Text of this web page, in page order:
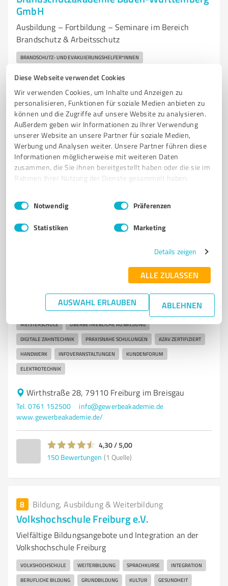
Diese Webseite verwendet Cookies
Wir verwenden Cookies, um Inhalte und Anzeigen zu
personalisieren, Funktionen für soziale Medien anbieten zu
können und die Zugriffe auf unsere Website zu analysieren.
Außerdem geben wir Informationen zu Ihrer Verwendung
unserer Website an unsere Partner für soziale Medien,
Werbung und Analysen weiter. Unsere Partner führen diese
Informationen möglicherweise mit weiteren Daten
zusammen, die Sie ihnen bereitgestellt haben oder die sie im
Rahmen Ihrer Nutzung der Dienste gesammelt haben.
Impressum Datenschutzbestimmungen
Einwilligungsauswahl
Notwendig Präferenzen
Statistiken Marketing
Details zeigen
ALLE ZULASSEN
AUSWAHL ERLAUBEN ABLEHNEN
GmbH
Ausbildung – Fortbildung – Seminare im Bereich
Brandschutz & Arbeitsschutz
BRANDSCHUTZ- UND EVAKUIERUNGSHELFER*INNEN
Hanferstraße 26, 79108 Freiburg i. Br.
Tel. +49 7634 7985030
janik.zaehringer@brandschutzakademie-bw.de
www.brandschutzakademie-bw.de/
4,55 / 5,00
TOP-EMPFEHLUNG TOP-DIENSTLEISTER
Bildung, Ausbildung & Weiterbildung
Weiterbildung und Fachkräftequalifizierung an der
Gewerbe Akademie Freiburg
SCHULUNGSZENTRUM WEITERBILDUNG FACHKRÄFTEQUALIFIZIERUNG
MEISTERSCHULE ÜBERBETRIEBLICHE AUSBILDUNG
DIGITALE ZAHNTECHNIK PRAXISNAHE SCHULUNGEN AZAV ZERTIFIZIERT
HANDWERK INFOVERANSTALTUNGEN KUNDENFORUM
ELEKTROTECHNIK
Wirthstraße 28, 79110 Freiburg im Breisgau
Tel. 0761 152500
info@gewerbeakademie.de
www.gewerbeakademie.de/
4,30 / 5,00
150 Bewertungen (1 Quelle)
8 Bildung, Ausbildung & Weiterbildung
Volkshochschule Freiburg e.V.
Vielfältige Bildungsangebote und Integration an der
Volkshochschule Freiburg
VOLKSHOCHSCHULE WEITERBILDUNG SPRACHKURSE INTEGRATION
BERUFLICHE BILDUNG GRUNDBILDUNG KULTUR GESUNDHEIT